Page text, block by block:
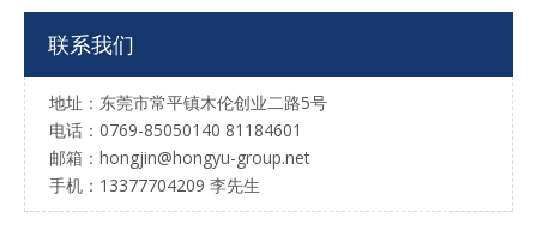
联系我们
地址：东莞市常平镇木伦创业二路5号
电话：0769-85050140 81184601
邮箱：hongjin@hongyu-group.net
手机：13377704209 李先生